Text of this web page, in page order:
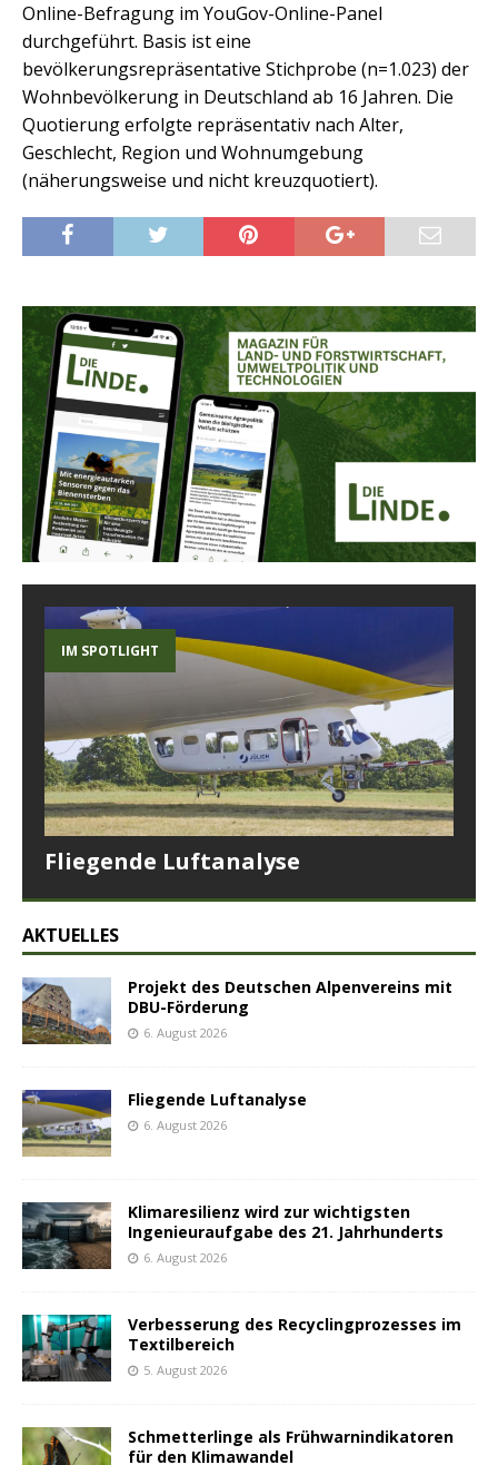
Online-Befragung im YouGov-Online-Panel
durchgeführt. Basis ist eine
bevölkerungsrepräsentative Stichprobe (n=1.023) der
Wohnbevölkerung in Deutschland ab 16 Jahren. Die
Quotierung erfolgte repräsentativ nach Alter,
Geschlecht, Region und Wohnumgebung
(näherungsweise und nicht kreuzquotiert).
IM SPOTLIGHT
Fliegende Luftanalyse
AKTUELLES
Projekt des Deutschen Alpenvereins mit
DBU-Förderung
6. August 2026
Fliegende Luftanalyse
6. August 2026
Klimaresilienz wird zur wichtigsten
Ingenieuraufgabe des 21. Jahrhunderts
6. August 2026
Verbesserung des Recyclingprozesses im
Textilbereich
5. August 2026
Schmetterlinge als Frühwarnindikatoren
für den Klimawandel